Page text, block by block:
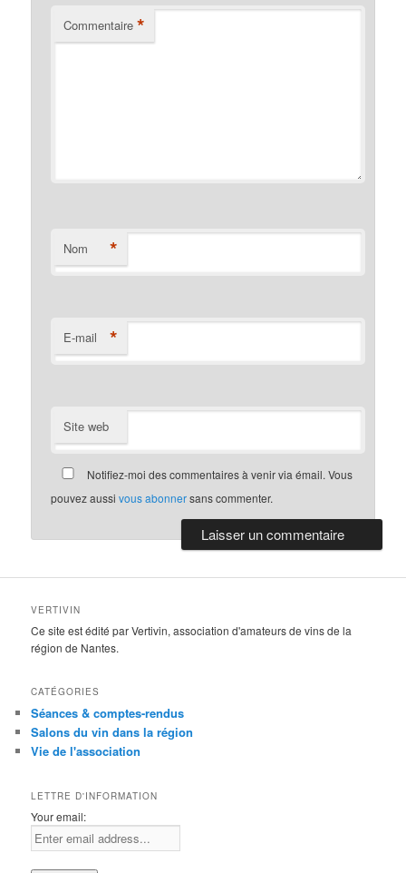
Commentaire *
Nom *
E-mail *
Site web
Notifiez-moi des commentaires à venir via émail. Vous
pouvez aussivous abonnersans commenter.
VERTIVIN
Ce site est édité par Vertivin, association d'amateurs de vins de la
région de Nantes.
CATÉGORIES
Séances & comptes-rendus
Salons du vin dans la région
Vie de l'association
LETTRE D'INFORMATION
Your email: